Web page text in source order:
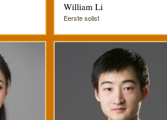
William Li
Eerste solist